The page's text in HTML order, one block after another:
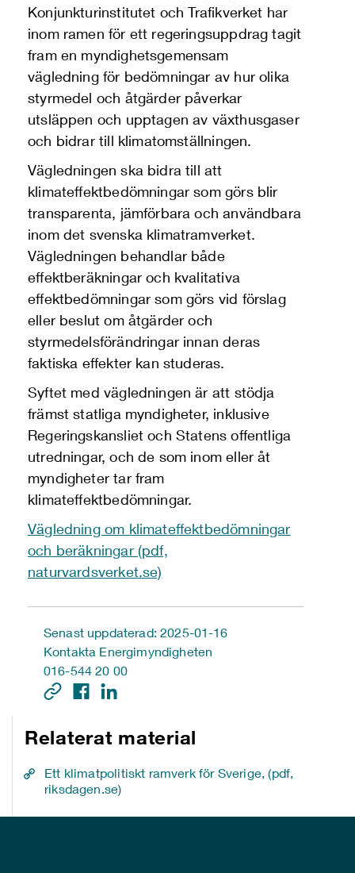
Konjunkturinstitutet och Trafikverket har
inom ramen för ett regeringsuppdrag tagit
fram en myndighetsgemensam
vägledning för bedömningar av hur olika
styrmedel och åtgärder påverkar
utsläppen och upptagen av växthusgaser
och bidrar till klimatomställningen.
Vägledningen ska bidra till att
klimateffektbedömningar som görs blir
transparenta, jämförbara och användbara
inom det svenska klimatramverket.
Vägledningen behandlar både
effektberäkningar och kvalitativa
effektbedömningar som görs vid förslag
eller beslut om åtgärder och
styrmedelsförändringar innan deras
faktiska effekter kan studeras.
Syftet med vägledningen är att stödja
främst statliga myndigheter, inklusive
Regeringskansliet och Statens offentliga
utredningar, och de som inom eller åt
myndigheter tar fram
klimateffektbedömningar.
Vägledning om klimateffektbedömningar
och beräkningar (pdf,
naturvardsverket.se)
Senast uppdaterad: 2025-01-16
Kontakta Energimyndigheten
016-544 20 00
Relaterat material
Ett klimatpolitiskt ramverk för Sverige, (pdf,
riksdagen.se)